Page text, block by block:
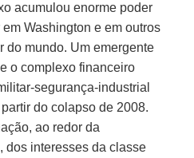
acumulou enorme poder
Washington e em outros
do mundo. Um emergente
o complexo financeiro
segurança-industrial
do colapso de 2008.
ao redor da
dos interesses da classe